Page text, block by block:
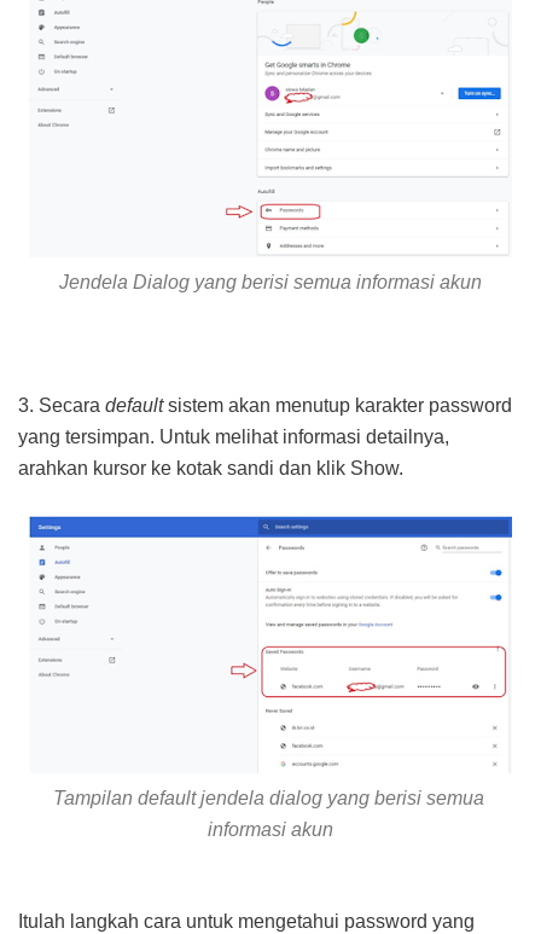
Jendela Dialog yang berisi semua informasi akun
3. Secara defaultsistem akan menutup karakter password
yang tersimpan. Untuk melihat informasi detailnya,
arahkan kursor ke kotak sandi dan klik Show.
Tampilan default jendela dialog yang berisi semua
informasi akun
Itulah langkah cara untuk mengetahui password yang